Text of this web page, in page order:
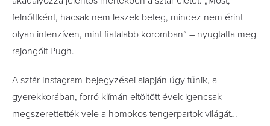
felnőttként, hacsak nem leszek beteg, mindez nem érint
olyan intenzíven, mint fiatalabb koromban” – nyugtatta meg
rajongóit Pugh.
A sztár Instagram-bejegyzései alapján úgy tűnik, a
gyerekkorában, forró klímán eltöltött évek igencsak
megszerettették vele a homokos tengerpartok világát…